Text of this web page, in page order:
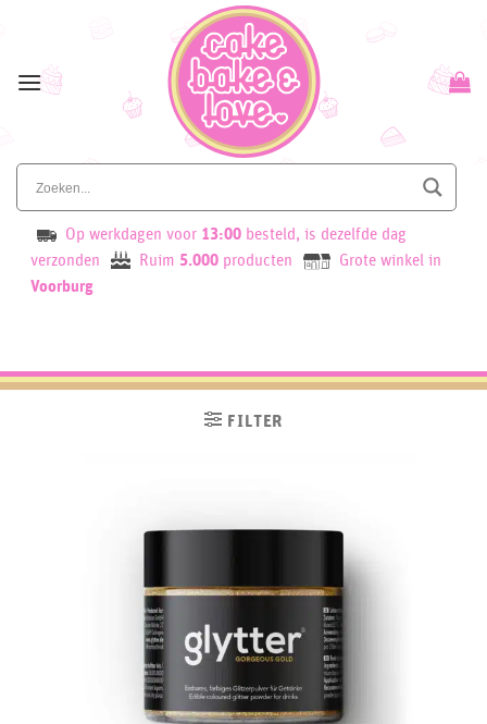
content
Op werkdagen voor 13:00 besteld, is dezelfde dag
verzonden
Ruim 5.000 producten
Grote winkel in
Voorburg
FILTER